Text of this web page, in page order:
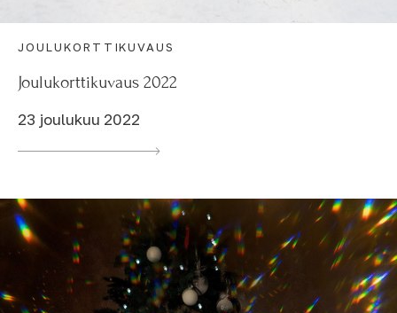
JOULUKORTTIKUVAUS
Joulukorttikuvaus 2022
23 joulukuu 2022